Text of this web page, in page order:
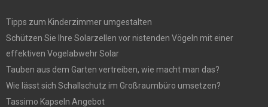
Tipps zum Kinderzimmer umgestalten
Schützen Sie Ihre Solarzellen vor nistenden Vögeln mit einer
effektiven Vogelabwehr Solar
Tauben aus dem Garten vertreiben, wie macht man das?
Wie lässt sich Schallschutz im Großraumbüro umsetzen?
Tassimo Kapseln Angebot